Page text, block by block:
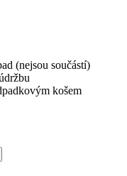
(nejsou součástí)
košem